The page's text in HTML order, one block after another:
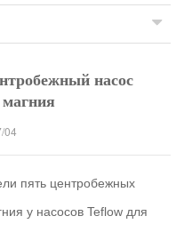
насос
04
пять центробежных
у насосов Teflow для